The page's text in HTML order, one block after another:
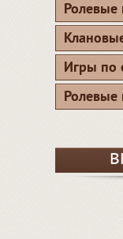
Ролевые
Игры по
Ролевые